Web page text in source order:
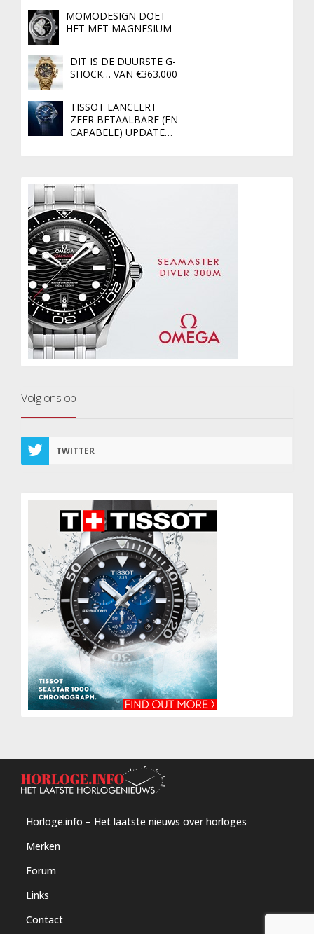
MOMODESIGN DOET
HET MET MAGNESIUM
DIT IS DE DUURSTE G-
SHOCK… VAN €363.000
TISSOT LANCEERT
ZEER BETAALBARE (EN
CAPABELE) UPDATE…
Volg ons op
TWITTER
Horloge.info – Het laatste nieuws over horloges
Merken
Forum
Links
Contact